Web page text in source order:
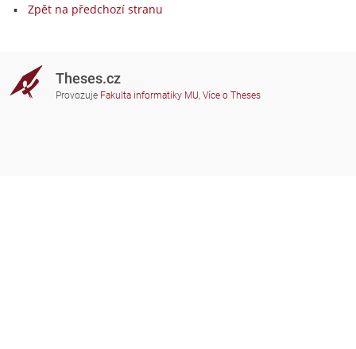
Zpět na předchozí stranu
Theses.cz
Provozuje Fakulta informatiky MU, Více o Theses